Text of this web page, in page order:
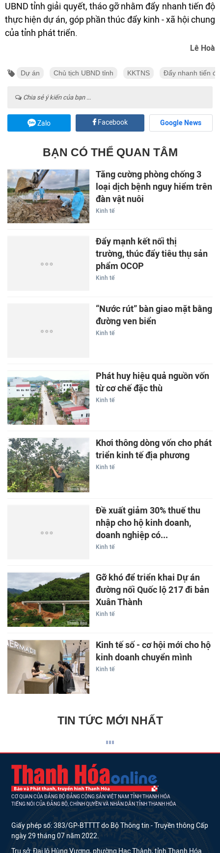
UBND tỉnh giải quyết, tháo gỡ nhằm đẩy nhanh tiến độ
thực hiện dự án, góp phần thúc đẩy kinh - xã hội chung
của tỉnh phát triển.
Lê Hoà
Dự án Chủ tịch UBND tỉnh KKTNS Đẩy nhanh tiến độ
Chia sẻ ý kiến của bạn ...
Zalo Facebook Google News
BẠN CÓ THỂ QUAN TÂM
Tăng cường phòng chống 3
loại dịch bệnh nguy hiểm trên
đàn vật nuôi
Kinh tế
Đẩy mạnh kết nối thị
trường, thúc đẩy tiêu thụ sản
phẩm OCOP
Kinh tế
“Nước rút” bàn giao mặt bằng
đường ven biển
Kinh tế
Phát huy hiệu quả nguồn vốn
từ cơ chế đặc thù
Kinh tế
Khơi thông dòng vốn cho phát
triển kinh tế địa phương
Kinh tế
Đề xuất giảm 30% thuế thu
nhập cho hộ kinh doanh,
doanh nghiệp có...
Kinh tế
Gỡ khó để triển khai Dự án
đường nối Quốc lộ 217 đi bản
Xuân Thành
Kinh tế
Kinh tế số - cơ hội mới cho hộ
kinh doanh chuyển mình
Kinh tế
TIN TỨC MỚI NHẤT
CƠ QUAN CỦA ĐẢNG BỘ ĐẢNG CỘNG SẢN VIỆT NAM TỈNH THANH HÓA
TIẾNG NÓI CỦA ĐẢNG BỘ, CHÍNH QUYỀN VÀ NHÂN DÂN TỈNH THANH HÓA
Giấy phép số: 383/GP-BTTTT do Bộ Thông tin - Truyền thông Cấp
ngày 29 tháng 07 năm 2022.